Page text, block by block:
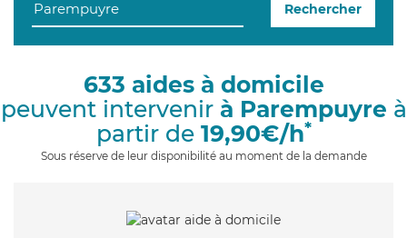
g
i
Rechercher
633 aides à domicile
peuvent intervenir à Parempuyre à
partir de 19,90€/h*
Sous réserve de leur disponibilité au moment de la demande